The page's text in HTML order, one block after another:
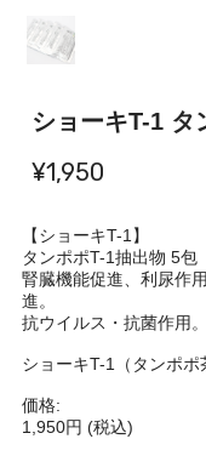
ショーキT-1
¥1,950
【ショーキT-1】
タンポポT-1抽出物 5包
腎臓機能促進、利尿作
進。
抗ウイルス・抗菌作用
ショーキT-1（タンポ
価格:
1,950円 (税込)